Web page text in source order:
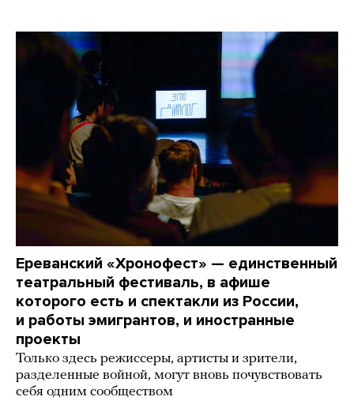
Ереванский «Хронофест» — единственный
театральный фестиваль, в афише
которого есть и спектакли из России,
и работы эмигрантов, и иностранные
проекты
Только здесь режиссеры, артисты и зрители,
разделенные войной, могут вновь почувствовать
себя одним сообществом